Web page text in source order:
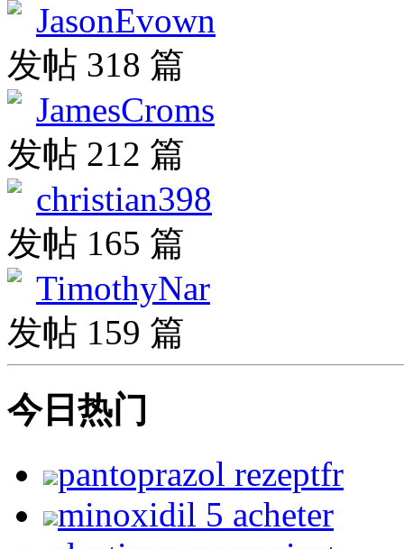
JasonEvown
发帖 318 篇
JamesCroms
发帖 212 篇
christian398
发帖 165 篇
TimothyNar
发帖 159 篇
今日热门
pantoprazol rezeptfr
minoxidil 5 acheter